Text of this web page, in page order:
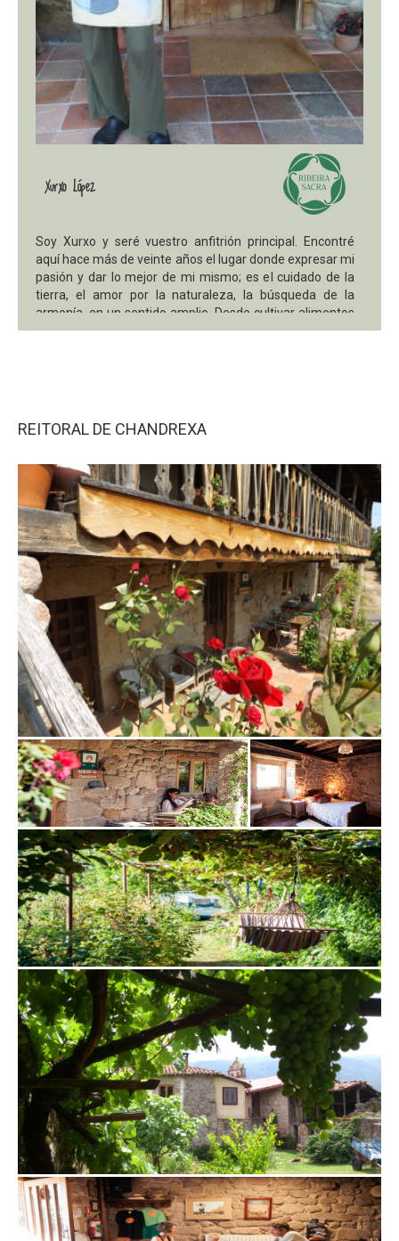
Xurxo López
Soy Xurxo y seré vuestro anfitrión principal. Encontré
aquí hace más de veinte años el lugar donde expresar mi
pasión y dar lo mejor de mi mismo; es el cuidado de la
tierra, el amor por la naturaleza, la búsqueda de la
armonía, en un sentido amplio. Desde cultivar alimentos
de forma ecológica, hacer el pan o cocinar; a conocer,
REITORAL DE CHANDREXA